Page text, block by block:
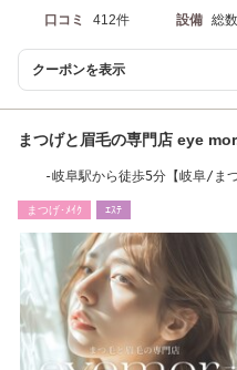
口コミ 412件 設備 総
クーポンを表示
まつげと眉毛の専門店 eye
-岐阜駅から徒歩5分【岐阜/ま
まつげ･ﾒｲｸ ｴｽﾃ